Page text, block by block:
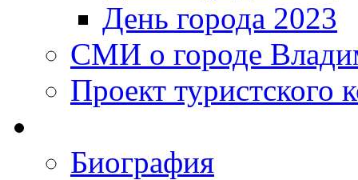
День города 2023
СМИ о городе
Проект туристского
Биография